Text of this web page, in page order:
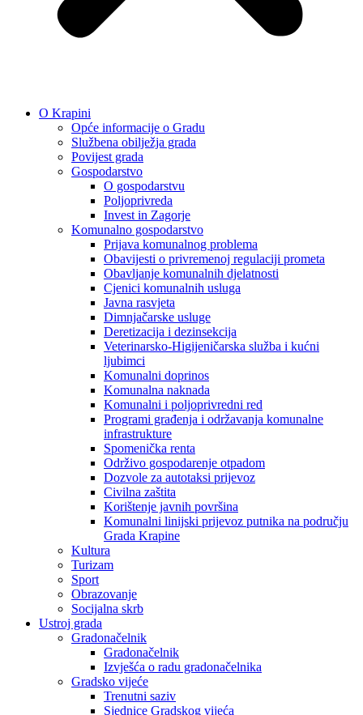
O Krapini
Opće informacije o Gradu
Službena obilježja grada
Povijest grada
Gospodarstvo
O gospodarstvu
Poljoprivreda
Invest in Zagorje
Komunalno gospodarstvo
Prijava komunalnog problema
Obavijesti o privremenoj regulaciji prometa
Obavljanje komunalnih djelatnosti
Cjenici komunalnih usluga
Javna rasvjeta
Dimnjačarske usluge
Deretizacija i dezinsekcija
Veterinarsko-Higijeničarska služba i kućni
ljubimci
Komunalni doprinos
Komunalna naknada
Komunalni i poljoprivredni red
Programi građenja i održavanja komunalne
infrastrukture
Spomenička renta
Održivo gospodarenje otpadom
Dozvole za autotaksi prijevoz
Civilna zaštita
Korištenje javnih površina
Komunalni linijski prijevoz putnika na području
Grada Krapine
Kultura
Turizam
Sport
Obrazovanje
Socijalna skrb
Ustroj grada
Gradonačelnik
Gradonačelnik
Izvješća o radu gradonačelnika
Gradsko vijeće
Trenutni saziv
Sjednice Gradskog vijeća